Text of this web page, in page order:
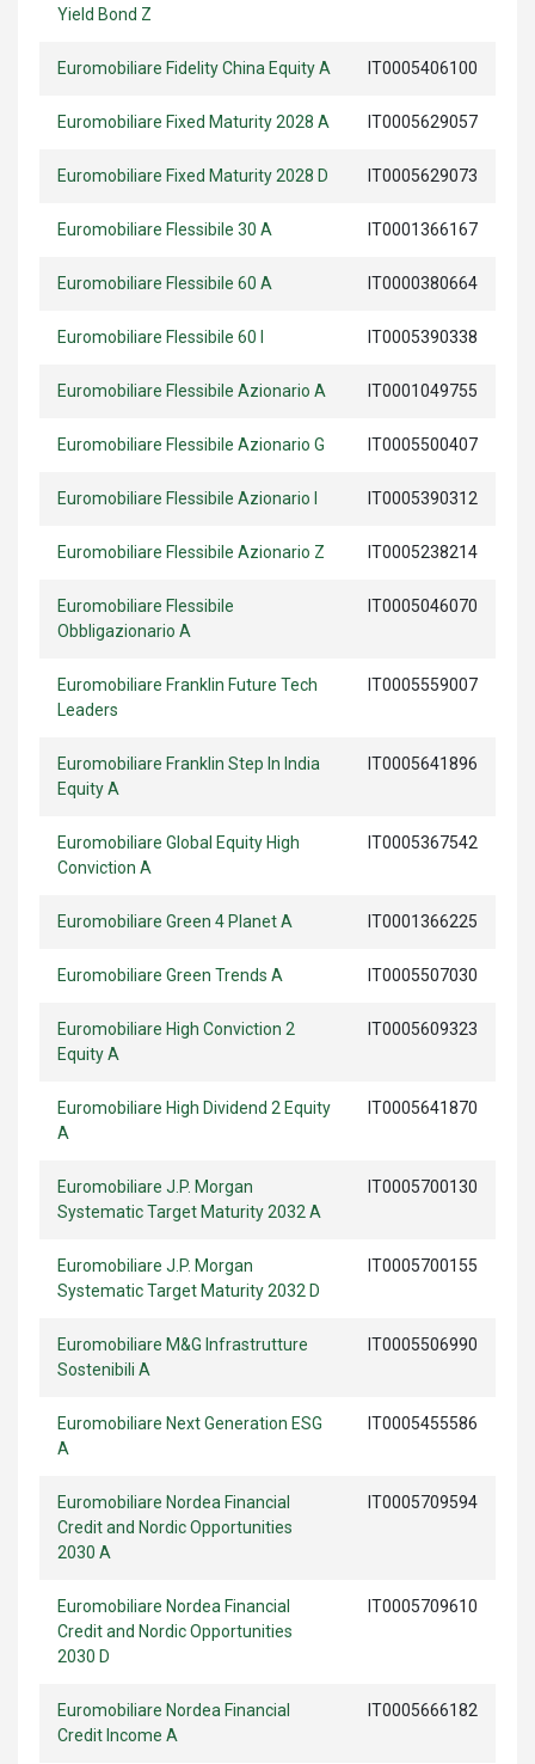
Yield Bond Z
Euromobiliare Fidelity China Equity A IT0005406100
Euromobiliare Fixed Maturity 2028 A IT0005629057
Euromobiliare Fixed Maturity 2028 D IT0005629073
Euromobiliare Flessibile 30 A IT0001366167
Euromobiliare Flessibile 60 A IT0000380664
Euromobiliare Flessibile 60 I IT0005390338
Euromobiliare Flessibile Azionario A IT0001049755
Euromobiliare Flessibile Azionario G IT0005500407
Euromobiliare Flessibile Azionario I IT0005390312
Euromobiliare Flessibile Azionario Z IT0005238214
Euromobiliare Flessibile
Obbligazionario A
IT0005046070
Euromobiliare Franklin Future Tech
Leaders
IT0005559007
Euromobiliare Franklin Step In India
Equity A
IT0005641896
Euromobiliare Global Equity High
Conviction A
IT0005367542
Euromobiliare Green 4 Planet A IT0001366225
Euromobiliare Green Trends A IT0005507030
Euromobiliare High Conviction 2
Equity A
IT0005609323
Euromobiliare High Dividend 2 Equity
A
IT0005641870
Euromobiliare J.P. Morgan
Systematic Target Maturity 2032 A
IT0005700130
Euromobiliare J.P. Morgan
Systematic Target Maturity 2032 D
IT0005700155
Euromobiliare M&G Infrastrutture
Sostenibili A
IT0005506990
Euromobiliare Next Generation ESG
A
IT0005455586
Euromobiliare Nordea Financial
Credit and Nordic Opportunities
2030 A
IT0005709594
Euromobiliare Nordea Financial
Credit and Nordic Opportunities
2030 D
IT0005709610
Euromobiliare Nordea Financial
Credit Income A
IT0005666182